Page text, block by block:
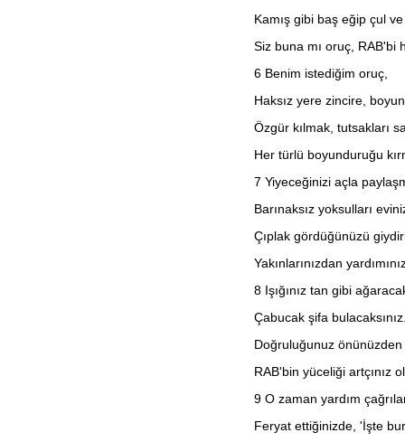
Kamış gibi baş eğip çul
Siz buna mı oruç, RAB'bi
6 Benim istediğim oruç,
Haksız yere zincire,
Özgür kılmak, tutsakları
Her türlü boyunduruğu
7 Yiyeceğinizi açla
Barınaksız yoksulları
Çıplak gördüğünüzü
Yakınlarınızdan
8 Işığınız tan gibi
Çabucak şifa
Doğruluğunuz
RAB'bin yüceliği artçınız
9 O zaman yardım
Feryat ettiğinizde, 'İşte